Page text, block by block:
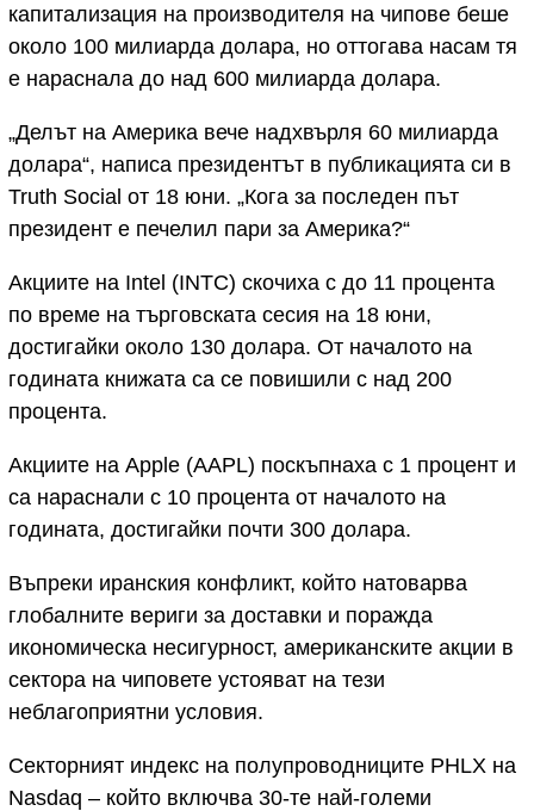
капитализация на производителя на чипове беше
около 100 милиарда долара, но оттогава насам тя
е нараснала до над 600 милиарда долара.
„Делът на Америка вече надхвърля 60 милиарда
долара“, написа президентът в публикацията си в
Truth Social от 18 юни. „Кога за последен път
президент е печелил пари за Америка?“
Акциите на Intel (INTC) скочиха с до 11 процента
по време на търговската сесия на 18 юни,
достигайки около 130 долара. От началото на
годината книжата са се повишили с над 200
процента.
Акциите на Apple (AAPL) поскъпнаха с 1 процент и
са нараснали с 10 процента от началото на
годината, достигайки почти 300 долара.
Въпреки иранския конфликт, който натоварва
глобалните вериги за доставки и поражда
икономическа несигурност, американските акции в
сектора на чиповете устояват на тези
неблагоприятни условия.
Секторният индекс на полупроводниците PHLX на
Nasdaq – който включва 30-те най-големи